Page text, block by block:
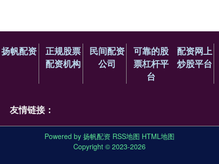
扬帆配资
正规股票
配资机构
民间配资
公司
可靠的股
票杠杆平
台
配资网上
炒股平台
友情链接：
Powered by 扬帆配资 RSS地图 HTML地图
Copyright © 2023-2026